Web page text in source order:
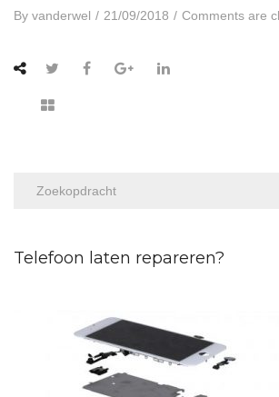
By vanderwel / 21/09/2018 / Comments are
Telefoon laten repareren?